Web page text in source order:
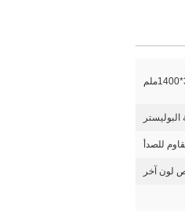
للصدأ
لون آخر